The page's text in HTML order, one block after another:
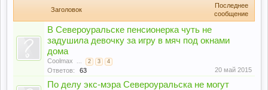
Заголовок
Последнее
сообщение
В Североуральске пенсионерка чуть не
задушила девочку за игру в мяч под окнами
дома
Coolmax ... 2 3 4
Ответов: 63 20 май 2015
По делу экс-мэра Североуральска не могут